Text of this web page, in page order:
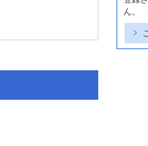
ん。